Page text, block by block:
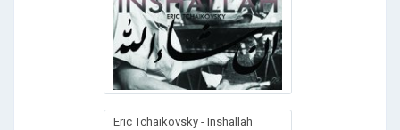
Eric Tchaikovsky - Inshallah